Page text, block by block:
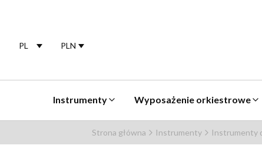
PL PLN
Instrumenty Wyposażenie orkiestrowe
Strona główna Instrumenty Instrumenty